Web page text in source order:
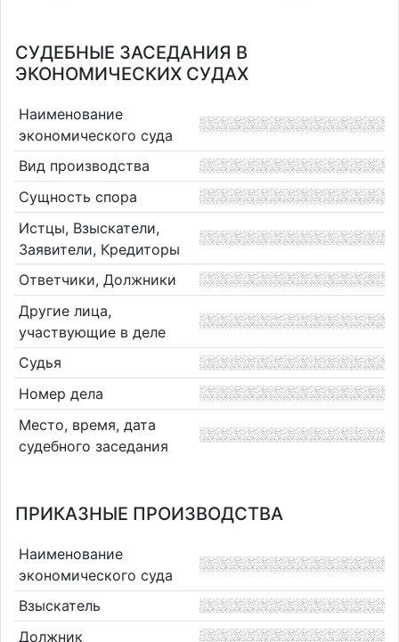
СУДЕБНЫЕ ЗАСЕДАНИЯ В
ЭКОНОМИЧЕСКИХ СУДАХ
Наименование
экономического суда
Вид производства
Сущность спора
Истцы, Взыскатели,
Заявители, Кредиторы
Ответчики, Должники
Другие лица,
участвующие в деле
Судья
Номер дела
Место, время, дата
судебного заседания
ПРИКАЗНЫЕ ПРОИЗВОДСТВА
Наименование
экономического суда
Взыскатель
Должник